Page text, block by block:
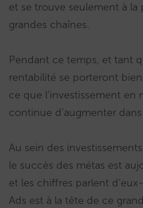
et se trouve seulement à la
grandes chaînes.
Pendant ce temps, et tant
rentabilité se porteront
ce que l’investissement en
continue d’augmenter
Au sein des
le succès des métas est
et les chiffres parlent
Ads est à la tête de ce